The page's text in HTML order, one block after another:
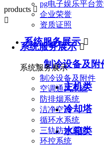
pg电子娱乐平台
企业荣誉
资质证照
系统服务展示 
系统服务展示
制冷设备及附件
空调通风系统
防排烟系统
洁净空调
循环水系统
三轨防护系统
环控系统
products 

系统服务展示 
制冷设备及附
主机类
冷却塔
水箱类